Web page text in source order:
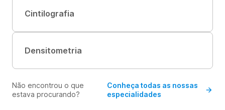
Cintilografia
Densitometria
Não encontrou o que
estava procurando?
Conheça todas as nossas
especialidades